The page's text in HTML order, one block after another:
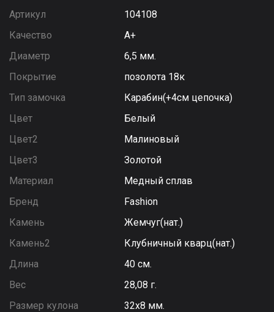
Артикул
104108
Качество
А+
Диаметр
6,5 мм.
Покрытие
позолота 18к
Тип замочка
Карабин(+4см цепочка)
Цвет
Белый
Цвет2
Малиновый
Цвет3
Золотой
Материал
Медный сплав
Бренд
Fashion
Камень
Жемчуг(нат.)
Камень2
Клубничный кварц(нат.)
Длина
40 см.
Вес
28,08 г.
Размер кулона
32х8 мм.